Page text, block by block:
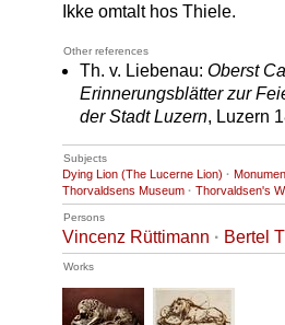
Ikke omtalt hos Thiele.
Other references
Th. v. Liebenau: Oberst
Erinnerungsblätter zur
der Stadt Luzern, Luzern
Subjects
Dying Lion (The Lucerne Lion) ·
Thorvaldsens Museum · Thorvaldsen's
Persons
Vincenz Rüttimann · Bertel
Works